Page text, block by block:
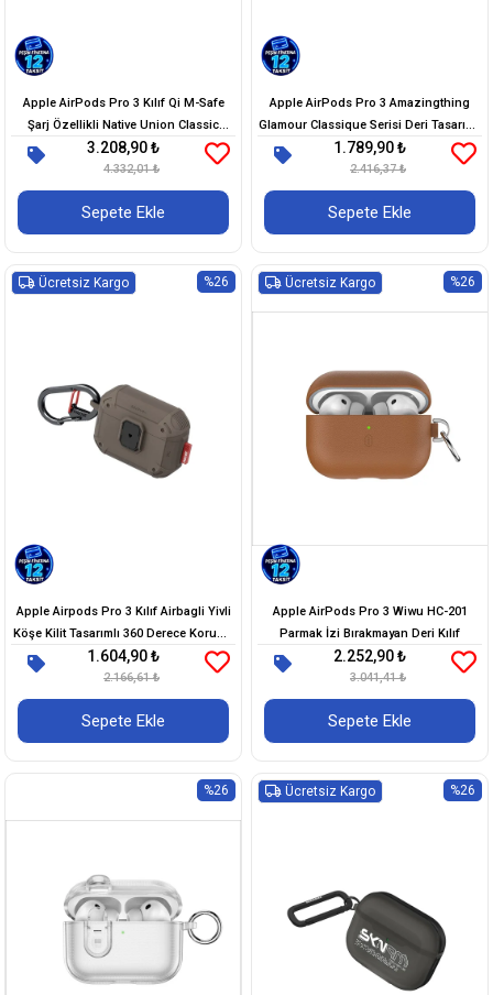
Apple AirPods Pro 3 Kılıf Qi M-Safe
Şarj Özellikli Native Union Classic
Serisi Suni Deri Kapak
3.208,90 ₺
4.332,01 ₺
Sepete Ekle
Apple AirPods Pro 3 Amazingthing
Glamour Classique Serisi Deri Tasarımlı
Kapak
1.789,90 ₺
2.416,37 ₺
Sepete Ekle
Apple Airpods Pro 3 Kılıf Airbagli Yivli
Köşe Kilit Tasarımlı 360 Derece Koruma
Skinarma Mecha LE Kılıf
1.604,90 ₺
2.166,61 ₺
Sepete Ekle
%26
Ücretsiz Kargo
Apple AirPods Pro 3 Wiwu HC-201
Parmak İzi Bırakmayan Deri Kılıf
2.252,90 ₺
3.041,41 ₺
Sepete Ekle
%26
Ücretsiz Kargo
%26 %26
Ücretsiz Kargo